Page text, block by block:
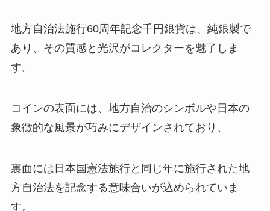
地方自治法施行60周年記念千円銀貨は、純銀製で
あり、その質感と光沢がコレクターを魅了しま
す。
コインの表面には、地方自治のシンボルや日本の
象徴的な風景が巧みにデザインされており、
裏面には日本国憲法施行と同じ年に施行された地
方自治法を記念する意味合いが込められていま
す。